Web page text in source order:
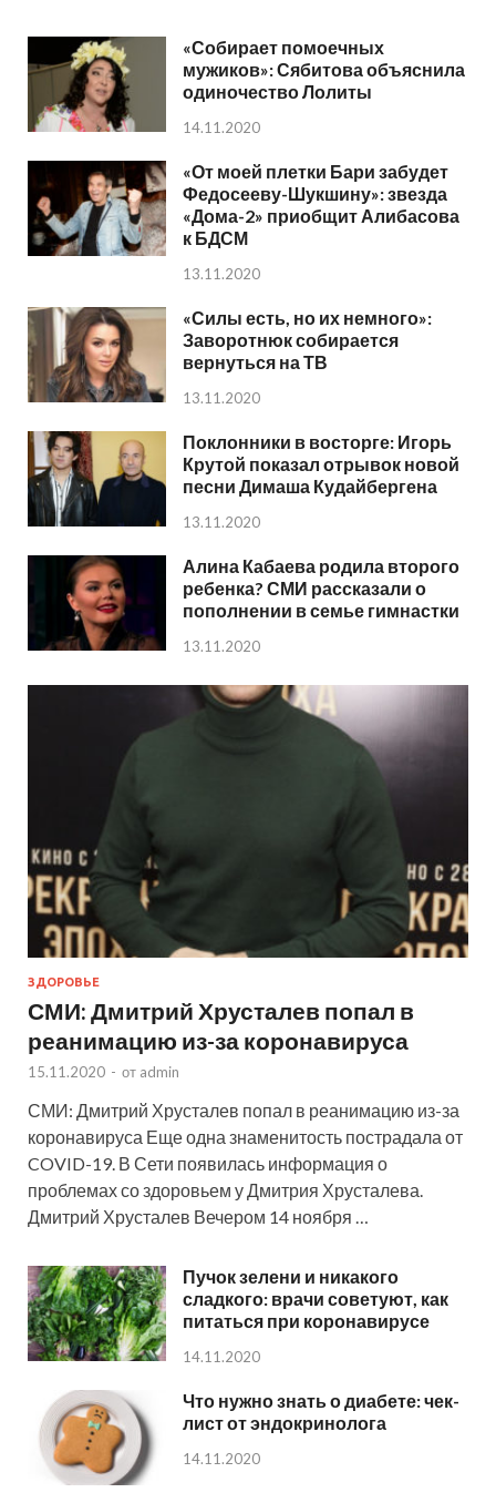
«Собирает помоечных
мужиков»: Сябитова объяснила
одиночество Лолиты
14.11.2020
«От моей плетки Бари забудет
Федосееву-Шукшину»: звезда
«Дома-2» приобщит Алибасова
к БДСМ
13.11.2020
«Силы есть, но их немного»:
Заворотнюк собирается
вернуться на ТВ
13.11.2020
Поклонники в восторге: Игорь
Крутой показал отрывок новой
песни Димаша Кудайбергена
13.11.2020
Алина Кабаева родила второго
ребенка? СМИ рассказали о
пополнении в семье гимнастки
13.11.2020
ЗДОРОВЬЕ
СМИ: Дмитрий Хрусталев попал в
реанимацию из-за коронавируса
15.11.2020 - от admin
СМИ: Дмитрий Хрусталев попал в реанимацию из-за
коронавируса Еще одна знаменитость пострадала от
COVID-19. В Сети появилась информация о
проблемах со здоровьем у Дмитрия Хрусталева.
Дмитрий Хрусталев Вечером 14 ноября …
Пучок зелени и никакого
сладкого: врачи советуют, как
питаться при коронавирусе
14.11.2020
Что нужно знать о диабете: чек-
лист от эндокринолога
14.11.2020